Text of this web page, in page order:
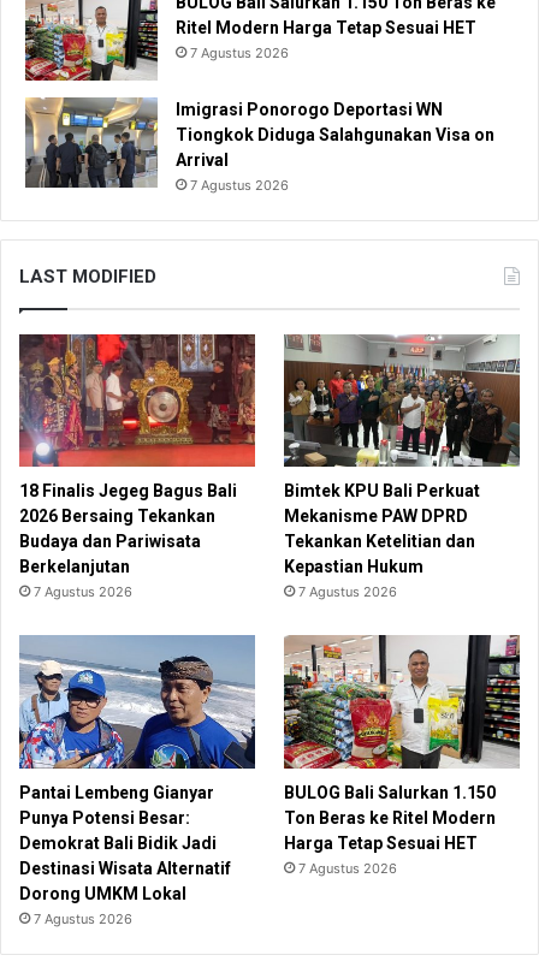
Ritel Modern Harga Tetap Sesuai HET
7 Agustus 2026
Imigrasi Ponorogo Deportasi WN
Tiongkok Diduga Salahgunakan Visa on
Arrival
7 Agustus 2026
LAST MODIFIED
18 Finalis Jegeg Bagus Bali
2026 Bersaing Tekankan
Budaya dan Pariwisata
Berkelanjutan
7 Agustus 2026
Bimtek KPU Bali Perkuat
Mekanisme PAW DPRD
Tekankan Ketelitian dan
Kepastian Hukum
7 Agustus 2026
Pantai Lembeng Gianyar
Punya Potensi Besar:
Demokrat Bali Bidik Jadi
Destinasi Wisata Alternatif
Dorong UMKM Lokal
7 Agustus 2026
BULOG Bali Salurkan 1.150
Ton Beras ke Ritel Modern
Harga Tetap Sesuai HET
7 Agustus 2026